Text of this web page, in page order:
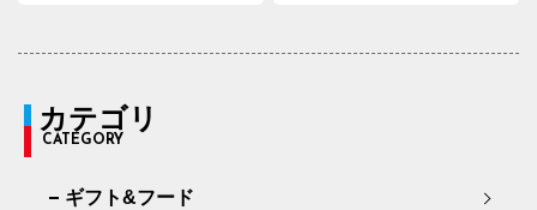
カテゴリ
CATEGORY
ギフト&フード